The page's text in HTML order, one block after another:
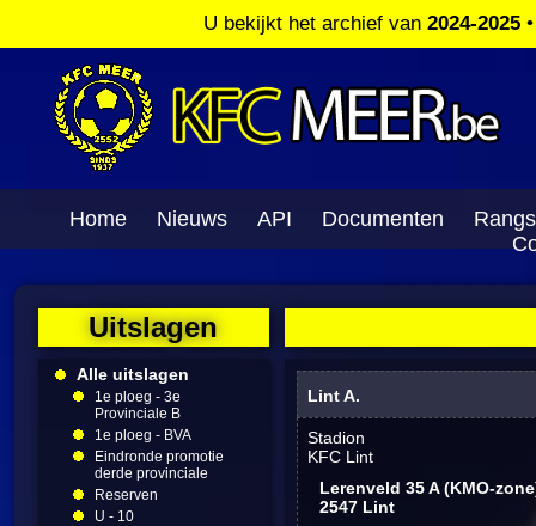
U bekijkt het archief van 2024-2025
Home Nieuws API Documenten
Uitslagen
Alle uitslagen
1e ploeg - 3e
Provinciale B
1e ploeg - BVA
Eindronde promotie
derde provinciale
Reserven
U - 10
Lint A.
Stadion
KFC Lint
Lerenveld 35 A (KMO-
2547 Lint